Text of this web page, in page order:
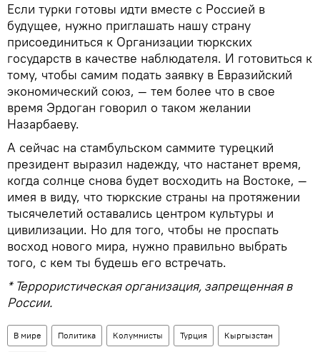
Если турки готовы идти вместе с Россией в
будущее, нужно приглашать нашу страну
присоединиться к Организации тюркских
государств в качестве наблюдателя. И готовиться к
тому, чтобы самим подать заявку в Евразийский
экономический союз, — тем более что в свое
время Эрдоган говорил о таком желании
Назарбаеву.
А сейчас на стамбульском саммите турецкий
президент выразил надежду, что настанет время,
когда солнце снова будет восходить на Востоке, —
имея в виду, что тюркские страны на протяжении
тысячелетий оставались центром культуры и
цивилизации. Но для того, чтобы не проспать
восход нового мира, нужно правильно выбрать
того, с кем ты будешь его встречать.
* Террористическая организация, запрещенная в
России.
В мире Политика Колумнисты Турция Кыргызстан